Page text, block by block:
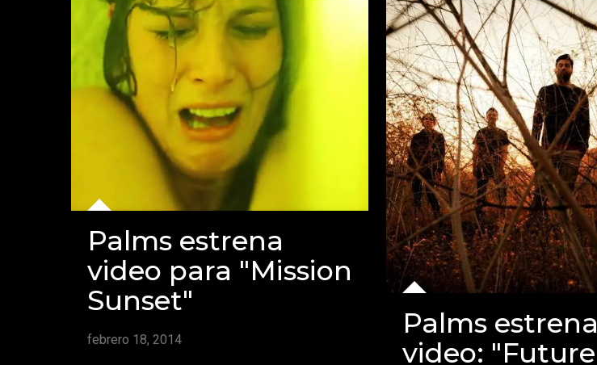
Palms estrena
video para "Mission
Sunset"
febrero 18, 2014
Palms estrena
video: "Future